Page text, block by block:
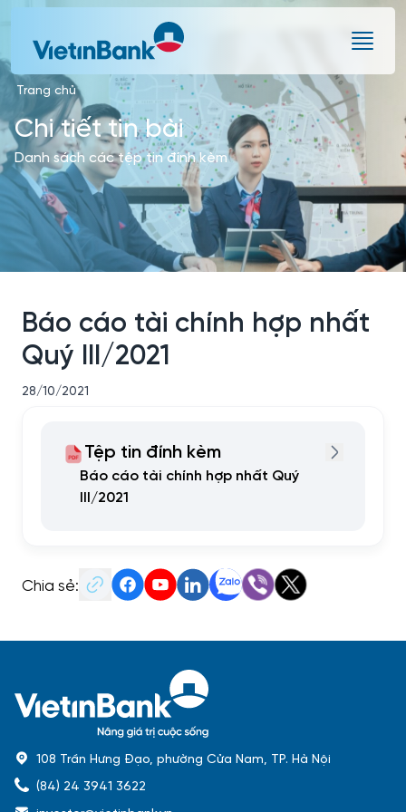
Trang chủ
Chi tiết tin bài
Danh sách các tệp tin đính kèm
Báo cáo tài chính hợp nhất
Quý III/2021
28/10/2021
Tệp tin đính kèm
Báo cáo tài chính hợp nhất Quý
III/2021
Chia sẻ:
108 Trần Hưng Đạo, phường Cửa Nam, TP. Hà Nội
(84) 24 3941 3622